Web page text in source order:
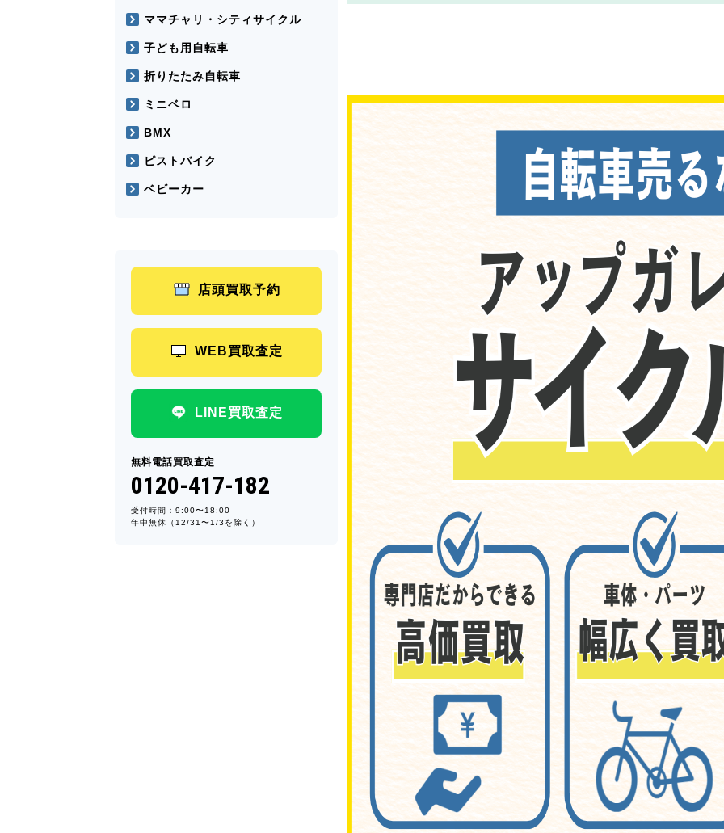
ママチャリ・シティサイクル
子ども用自転車
折りたたみ自転車
ミニベロ
BMX
ピストバイク
ベビーカー
店頭買取予約
WEB買取査定
LINE買取査定
無料電話買取査定
0120-417-182
受付時間：9:00〜18:00
年中無休（12/31〜1/3を除く）